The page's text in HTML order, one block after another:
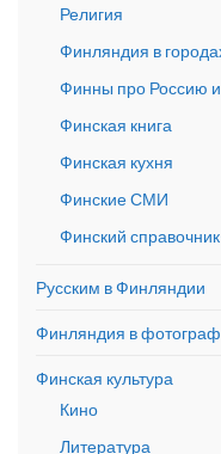
Религия
Финляндия в
Финны про Россию и
Финская книга
Финская кухня
Финские СМИ
Финский
Русским в Финляндии
Финляндия в
Финская культура
Кино
Литература